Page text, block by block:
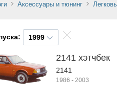
Аксессуары и тюнинг
1999
2141 хэтчбек
2141
1986 - 2003